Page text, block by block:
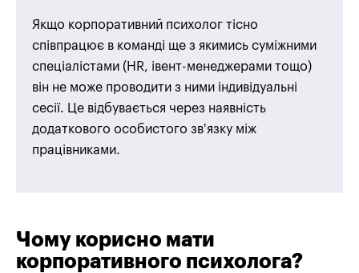
Якщо корпоративний психолог тісно
співпрацює в команді ще з якимись суміжними
спеціалістами (HR, івент-менеджерами тощо)
він не може проводити з ними індивідуальні
сесії. Це відбувається через наявність
додаткового особистого зв'язку між
працівниками.
Чому корисно мати
корпоративного психолога?